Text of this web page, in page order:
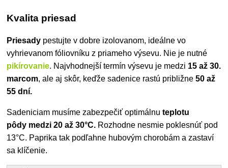
Kvalita priesad
Priesady pestujte v dobre izolovanom, ideálne vo
vyhrievanom fóliovníku z priameho výsevu. Nie je nutné
pikírovanie. Najvhodnejší termín výsevu je medzi 15 až 30.
marcom, ale aj skôr, keďže sadenice rastú približne50 až
55 dní.
Sadeniciam musíme zabezpečiťoptimálnuteplotu
pôdy medzi 20 až 30°C. Rozhodne nesmie poklesnúť pod
13°C. Paprika tak podľahne hubovým chorobám a zastaví
sa klíčenie.